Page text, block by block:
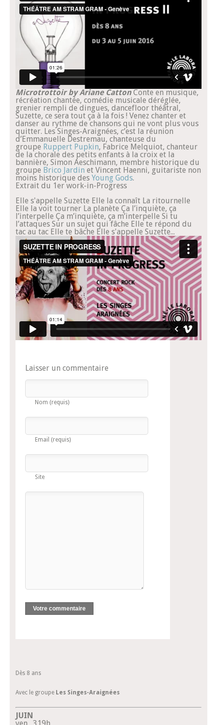
Microtrottoir by Ariane CattonConte en musique,
récréation chantée, comédie musicale déréglée,
grenier rempli de dingues, dancefloor théâtral,
Suzette, ce sera tout ça à la fois ! Venez chanter et
danser au rythme de chansons qui ne vont plus vous
quitter. Les Singes-Araignées, c’est la réunion
d’Emmanuelle Destremau, chanteuse du
groupe Ruppert Pupkin, Fabrice Melquiot, chanteur
de la chorale des petits enfants à la croix et la
bannière, Simon Aeschimann, membre historique du
groupe Brico Jardin et Vincent Haenni, guitariste non
moins historique desYoung Gods.
Extrait du 1er work-in-Progress
Elle s'appelle Suzette Elle la connaît La ritournelle
Elle la voit tourner La planète Ça l’inquiète, ça
l’interpelle Ça m’inquiète, ça m’interpelle Si tu
l’attaques Sur un sujet qui fâche Elle te répond du
tac au tac Elle te bâche Elle s'appelle Suzette...
Laisser un commentaire
Nom (requis)
Email (requis)
Site
Dès 8 ans
Avec le groupe Les Singes-Araignées
JUIN